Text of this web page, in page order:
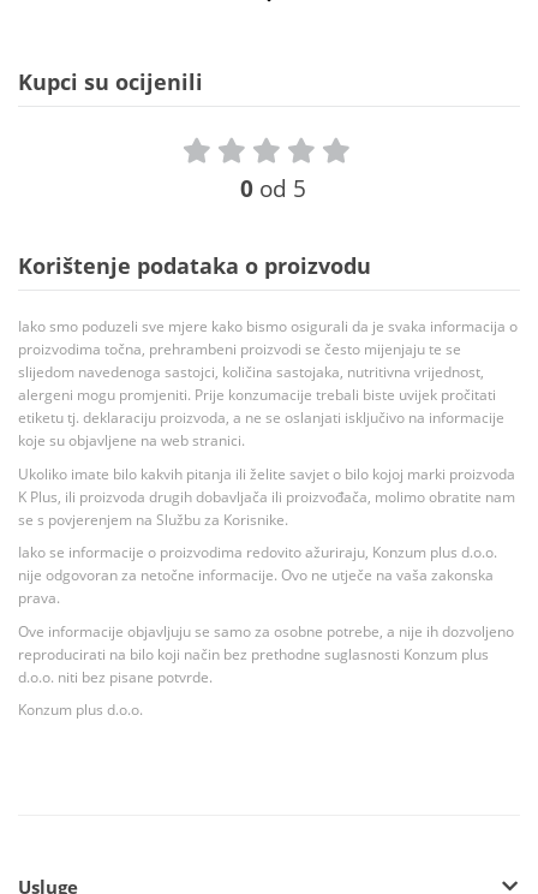
Kupci su ocijenili
0 od 5
Korištenje podataka o proizvodu
Iako smo poduzeli sve mjere kako bismo osigurali da je svaka informacija o
proizvodima točna, prehrambeni proizvodi se često mijenjaju te se
slijedom navedenoga sastojci, količina sastojaka, nutritivna vrijednost,
alergeni mogu promjeniti. Prije konzumacije trebali biste uvijek pročitati
etiketu tj. deklaraciju proizvoda, a ne se oslanjati isključivo na informacije
koje su objavljene na web stranici.
Ukoliko imate bilo kakvih pitanja ili želite savjet o bilo kojoj marki proizvoda
K Plus, ili proizvoda drugih dobavljača ili proizvođača, molimo obratite nam
se s povjerenjem na Službu za Korisnike.
Iako se informacije o proizvodima redovito ažuriraju, Konzum plus d.o.o.
nije odgovoran za netočne informacije. Ovo ne utječe na vaša zakonska
prava.
Ove informacije objavljuju se samo za osobne potrebe, a nije ih dozvoljeno
reproducirati na bilo koji način bez prethodne suglasnosti Konzum plus
d.o.o. niti bez pisane potvrde.
Konzum plus d.o.o.
Usluge